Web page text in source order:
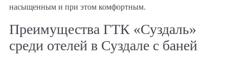
насыщенным и при этом комфортным.
Преимущества ГТК «Суздаль»
среди отелей в Суздале с баней